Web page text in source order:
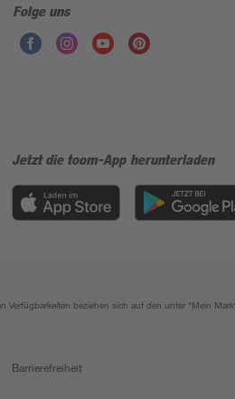
Folge uns
Jetzt die toom-App herunterladen
beziehen sich auf den unter "Mein
Barrierefreiheit